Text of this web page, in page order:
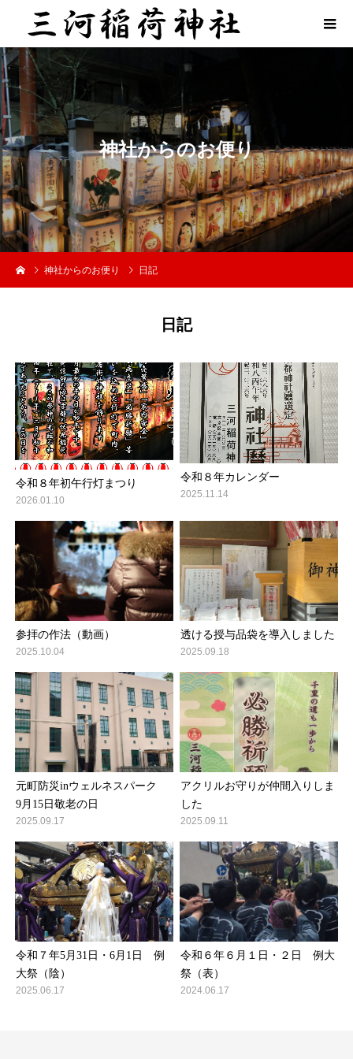
神社からのお便り
神社からのお便り 日記
日記
令和８年初午行灯まつり
2026.01.10
令和８年カレンダー
2025.11.14
参拝の作法（動画）
2025.10.04
透ける授与品袋を導入しました
2025.09.18
元町防災inウェルネスパーク
9月15日敬老の日
2025.09.17
アクリルお守りが仲間入りしま
した
2025.09.11
令和７年5月31日・6月1日 例
大祭（陰）
2025.06.17
令和６年６月１日・２日 例大
祭（表）
2024.06.17